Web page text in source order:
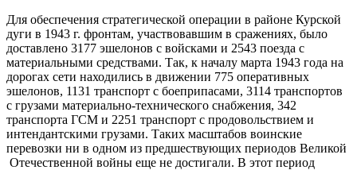
Для обеспечения стратегической операции в районе Курской
дуги в 1943 г. фронтам, участвовавшим в сражениях, было
доставлено 3177 эшелонов с войсками и 2543 поезда с
материальными средствами. Так, к началу марта 1943 года на
дорогах сети находились в движении 775 оперативных
эшелонов, 1131 транспорт с боеприпасами, 3114 транспортов
с грузами материально-технического снабжения, 342
транспорта ГСМ и 2251 транспорт с продовольствием и
интендантскими грузами. Таких масштабов воинские
перевозки ни в одном из предшествующих периодов Великой
Отечественной войны еще не достигали. В этот период